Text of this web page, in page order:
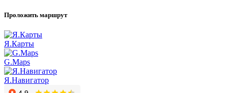
Проложить маршрут
Я.Карты
G.Maps
Я.Навигатор